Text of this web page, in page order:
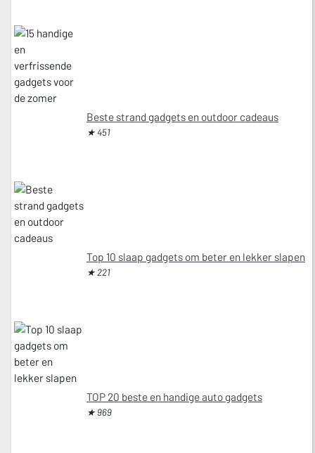
Beste strand gadgets en outdoor cadeaus
★ 451
Top 10 slaap gadgets om beter en lekker slapen
★ 221
TOP 20 beste en handige auto gadgets
★ 969